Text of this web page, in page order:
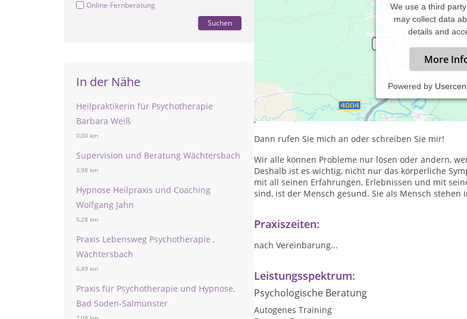
Online-Fernberatung
Suchen
In der Nähe
Heilpraktikerin für Psychotherapie
Barbara Weiß
0,00 km
Supervision und Beratung Wächtersbach
3,98 km
Hypnose Heilpraxis und Coaching
Wolfgang Jahn
5,28 km
Praxis Lebensweg Psychotherapie ,
Wächtersbach
6,49 km
Praxis für Psychotherapie und Hypnose,
Bad Soden-Salmünster
We use a third
may collect data
details and
More
Powered by
Es gibt Situationen, da braucht man jemanden, der
zu Zeit in einer schwierigen, persönlichen Situation
jemanden,m it dem Sie über alles reden können...
Dann rufen Sie mich an oder schreiben Sie mir!
Wir alle können Probleme nur lösen oder ändern,
Deshalb ist es wichtig, nicht nur das körperliche
mit all seinen Erfahrungen, Erlebnissen und mit
sind, ist der Mensch gesund. Sie als Mensch
Praxiszeiten:
nach Vereinbarung...
Leistungsspektrum:
Psychologische Beratung
Autogenes Training